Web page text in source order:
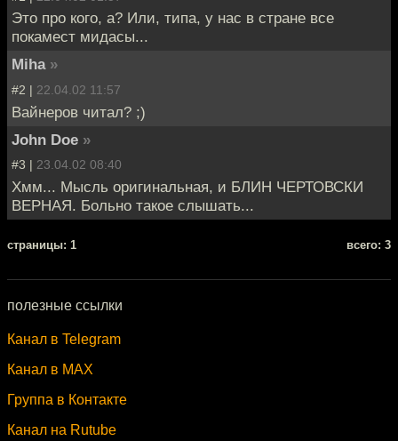
Это про кого, а? Или, типа, у нас в стране все
покамест мидасы...
Miha »
#2 | 22.04.02 11:57
Вайнеров читал? ;)
John Doe »
#3 | 23.04.02 08:40
Хмм... Мысль оригинальная, и БЛИН ЧЕРТОВСКИ
ВЕРНАЯ. Больно такое слышать...
cтраницы: 1 всего: 3
полезные ссылки
Канал в Telegram
Канал в MAX
Группа в Контакте
Канал на Rutube